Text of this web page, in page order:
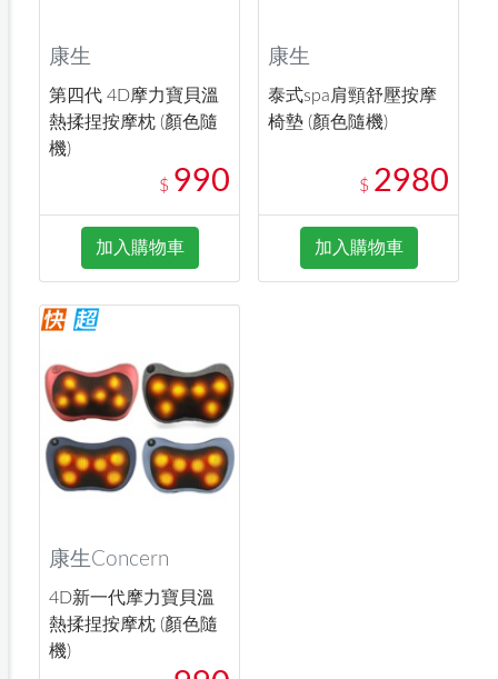
康生
第四代 4D摩力寶貝溫
熱揉捏按摩枕 (顏色隨
機)
$ 990
加入購物車
康生
泰式spa肩頸舒壓按摩
椅墊 (顏色隨機)
$ 2980
加入購物車
康生Concern
4D新一代摩力寶貝溫
熱揉捏按摩枕 (顏色隨
機)